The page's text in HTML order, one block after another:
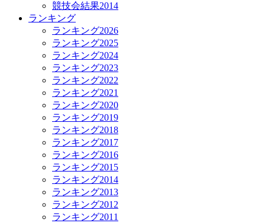
競技会結果2014
ランキング
ランキング2026
ランキング2025
ランキング2024
ランキング2023
ランキング2022
ランキング2021
ランキング2020
ランキング2019
ランキング2018
ランキング2017
ランキング2016
ランキング2015
ランキング2014
ランキング2013
ランキング2012
ランキング2011